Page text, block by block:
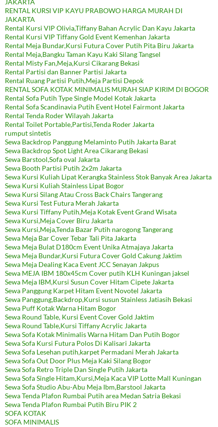
JAKARTA
RENTAL KURSI VIP KAYU PRABOWO HARGA MURAH DI
JAKARTA
Rental Kursi VIP Olivia,Tiffany Bahan Acrylic Dan Kayu Jakarta
Rental Kursi VIP Tiffany Gold Event Kemenhan Jakarta
Rental Meja Bundar,Kursi Futura Cover Putih Pita Biru Jakarta
Rental Meja,Bangku Taman Kayu Kaki Silang Tangsel
Rental Misty Fan,Meja,Kursi Cikarang Bekasi
Rental Partisi dan Banner Partisi Jakarta
Rental Ruang Partisi Putih,Meja Partisi Depok
RENTAL SOFA KOTAK MINIMALIS MURAH SIAP KIRIM DI BOGOR
Rental Sofa Putih Type Single Model Kotak Jakarta
Rental Sofa Scandinavia Putih Event Hotel Fairmont Jakarta
Rental Tenda Roder Wilayah Jakarta
Rental Toilet Portable,Partisi,Tenda Roder Jakarta
rumput sintetis
Sewa Backdrop Panggung Melaminto Putih Jakarta Barat
Sewa Backdrop Spot Light Area Cikarang Bekasi
Sewa Barstool,Sofa oval Jakarta
Sewa Booth Partisi Putih 2x2m Jakarta
Sewa Kursi Kuliah Lipat Kerangka Stainless Stok Banyak Area Jakarta
Sewa Kursi Kuliah Stainless Lipat Bogor
Sewa Kursi Silang Atau Cross Back Chairs Tangerang
Sewa Kursi Test Futura Merah Jakarta
Sewa Kursi Tiffany Putih,Meja Kotak Event Grand Wisata
Sewa Kursi,Meja Cover Biru Jakarta
Sewa Kursi,Meja,Tenda Bazar Putih narogong Tangerang
Sewa Meja Bar Cover Tebar Tali Pita Jakarta
Sewa Meja Bulat D180cm Event Unika Atmajaya Jakarta
Sewa Meja Bundar,Kursi Futura Cover Gold Cakung Jaktim
Sewa Meja Dealing Kaca Event JCC Senayan Jakpus
Sewa MEJA IBM 180x45cm Cover putih KLH Kuningan jaksel
Sewa Meja IBM,Kursi Susun Cover Hitam Cipete Jakarta
Sewa Panggung Karpet Hitam Event Novotel Jakarta
Sewa Panggung,Backdrop,Kursi susun Stainless Jatiasih Bekasi
Sewa Puff Kotak Warna Hitam Bogor
Sewa Round Table, Kursi Event Cover Gold Jaktim
Sewa Round Table,Kursi Tiffany Acrylic Jakarta
Sewa Sofa Kotak Minimalis Warna Hitam Dan Putih Bogor
Sewa Sofa Kursi Futura Polos Di Kalisari Jakarta
Sewa Sofa Lesehan putih,karpet Permadani Merah Jakarta
Sewa Sofa Out Door Plus Meja Kaki Silang Bogor
Sewa Sofa Retro Triple Dan Single Putih Jakarta
Sewa Sofa Single Hitam,Kursi,Meja Kaca VIP Lotte Mall Kuningan
Sewa Sofa Studio Abu-Abu Meja Ibm,Barstool Jakarta
Sewa Tenda Plafon Rumbai Putih area Medan Satria Bekasi
Sewa Tenda Plafon Rumbai Putih Biru PIK 2
SOFA KOTAK
SOFA MINIMALIS